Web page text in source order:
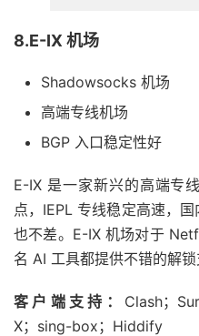
8.E-IX 机场
Shadowsocks 机场
高端专线机场
BGP 入口稳定性好
E-IX 是一家新兴的高端专
点，IEPL 专线稳定高速，
也不差。E-IX 机场对于
名 AI 工具都提供不错的解锁
客户端支持： Clash；
X；sing-box；Hiddify